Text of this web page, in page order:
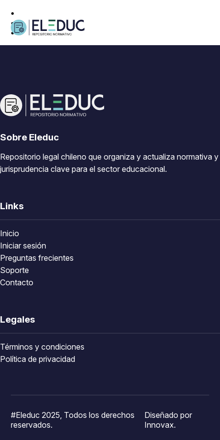
Sobre Eleduc
Repositorio legal chileno que organiza y actualiza normativa y
jurisprudencia clave para el sector educacional.
Links
Inicio
Iniciar sesión
Preguntas frecientes
Soporte
Contacto
Legales
Términos y condiciones
Política de privacidad
#Eleduc 2025, Todos los derechos
reservados.
Diseñado por
Innovax.